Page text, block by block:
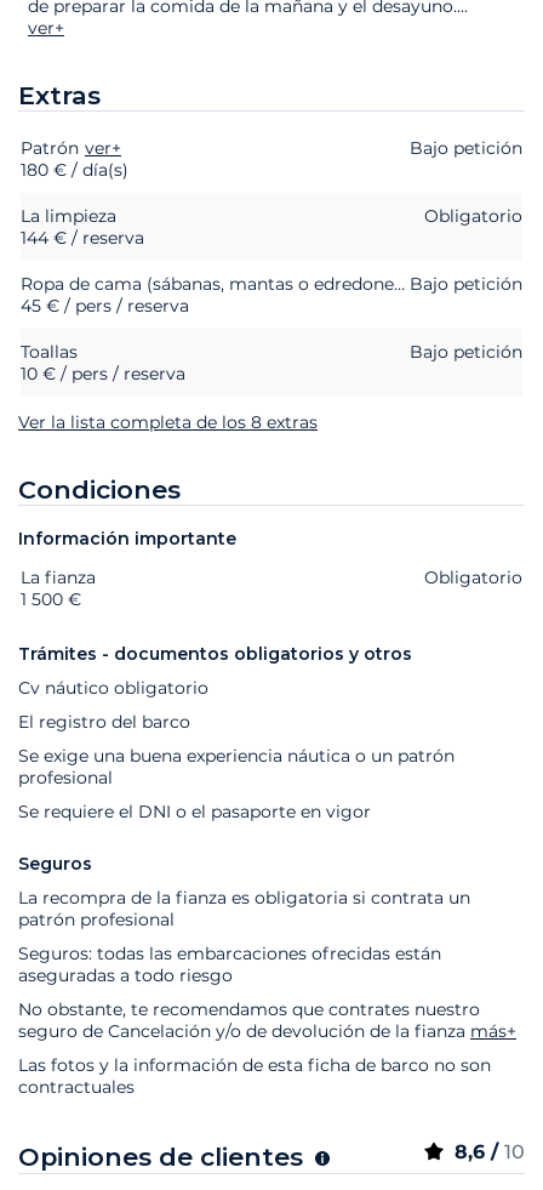
de preparar la comida de la mañana y el desayuno....
ver+
Extras
Extras Estado
Patrón ver+
Bajo petición
180 € / día(s)
La limpieza
Obligatorio
144 € / reserva
Ropa de cama (sábanas, mantas o edredones, almohadas y fundas de almohada) Bajo petición
45 € / pers / reserva
Toallas
Bajo petición
10 € / pers / reserva
Ver la lista completa de los 8 extras
Condiciones
Información importante
Extras Estado
La fianza
Obligatorio
1 500 €
Trámites - documentos obligatorios y otros
Cv náutico obligatorio
El registro del barco
Se exige una buena experiencia náutica o un patrón
profesional
Se requiere el DNI o el pasaporte en vigor
Seguros
La recompra de la fianza es obligatoria si contrata un
patrón profesional
Seguros: todas las embarcaciones ofrecidas están
aseguradas a todo riesgo
No obstante, te recomendamos que contrates nuestro
seguro de Cancelación y/o de devolución de la fianza más+
Las fotos y la información de esta ficha de barco no son
contractuales
Opiniones de clientes 8,6 / 10